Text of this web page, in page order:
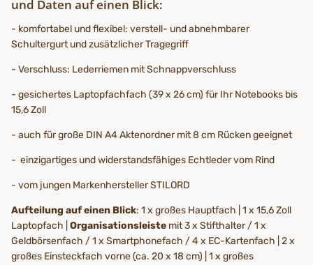
und Daten auf einen Blick:
- komfortabel und flexibel: verstell- und abnehmbarer
Schultergurt und zusätzlicher Tragegriff
- Verschluss: Lederriemen mit Schnappverschluss
- gesichertes Laptopfachfach (39 x 26 cm) für Ihr Notebooks bis
15,6 Zoll
- auch für große DIN A4 Aktenordner mit 8 cm Rücken geeignet
- einzigartiges und widerstandsfähiges Echtleder vom Rind
- vom jungen Markenhersteller STILORD
Aufteilung auf einen Blick: 1 x großes Hauptfach | 1 x 15,6 Zoll
Laptopfach | Organisationsleiste mit 3 x Stifthalter / 1 x
Geldbörsenfach / 1 x Smartphonefach / 4 x EC-Kartenfach | 2 x
großes Einsteckfach vorne (ca. 20 x 18 cm) | 1 x großes